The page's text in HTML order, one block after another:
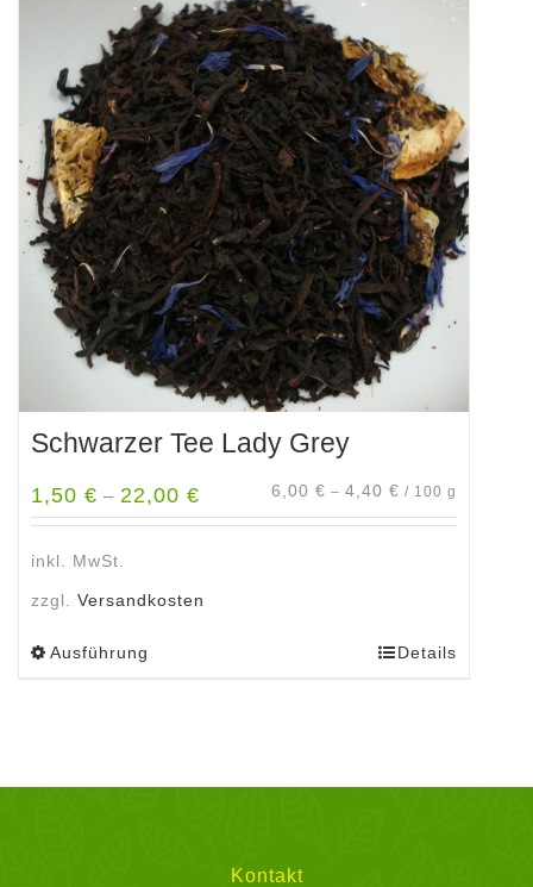
Schwarzer Tee Lady Grey
1,50 € – 22,00 € 6,00 € – 4,40 € / 100 g
inkl. MwSt.
zzgl. Versandkosten
Ausführung Details
Kontakt